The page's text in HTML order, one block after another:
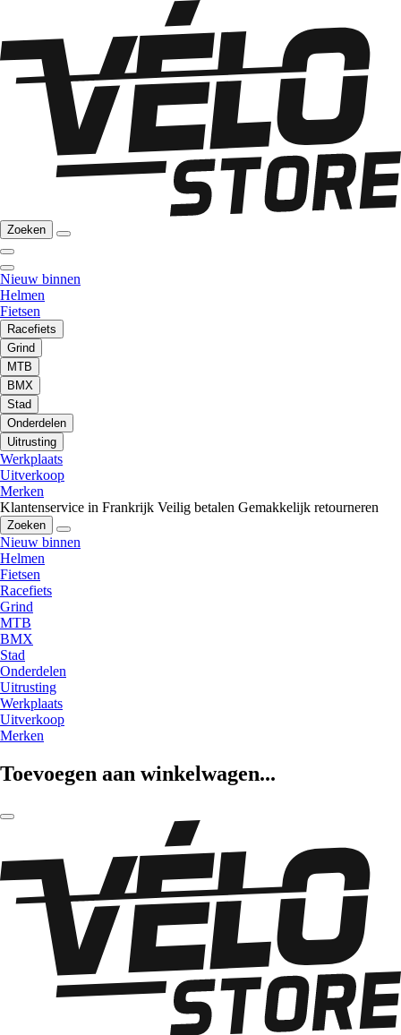
Zoeken
Nieuw binnen
Helmen
Fietsen
Racefiets
Grind
MTB
BMX
Stad
Onderdelen
Uitrusting
Werkplaats
Uitverkoop
Merken
Klantenservice in Frankrijk Veilig betalen Gemakkelijk retourneren
Zoeken
Nieuw binnen
Helmen
Fietsen
Racefiets
Grind
MTB
BMX
Stad
Onderdelen
Uitrusting
Werkplaats
Uitverkoop
Merken
Toevoegen aan winkelwagen...